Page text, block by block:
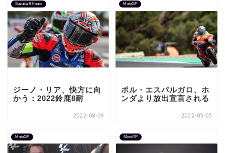
Suzuka 8 Hours
ジーノ・リア、快方に向
かう：2022鈴鹿8耐
2022-08-09
MotoGP
ポル・エスパルガロ、ホ
ンダより放出宣言される
2022-05-05
MotoGP MotoGP